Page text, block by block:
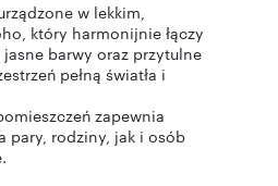
w lekkim,
który harmonijnie łączy
jasne barwy oraz przytulne
pełną światła i
zapewnia
pary, rodziny, jak i osób